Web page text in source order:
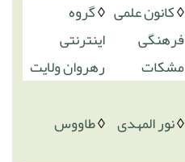
◊کانون علمی
فرهنگی
مشکات
◊گروه
اینترنتی
رهروان ولایت
◊نور المهدی ◊طاووس